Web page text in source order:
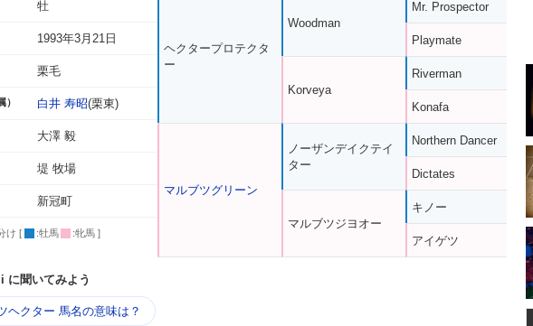
牡
1993年3月21日
栗毛
） 白井 寿昭(栗東)
大澤 毅
堤 牧場
新冠町
け [ :牡馬 :牝馬 ]
ヘクタープロテクタ
ー
マルブツグリーン
Woodman
Korveya
ノーザンデイクテイ
ター
マルブツジヨオー
Mr. Prospector
Playmate
Riverman
Konafa
Northern Dancer
Dictates
キノー
アイゲツ
に聞いてみよう
ヘクター 馬名の意味は？